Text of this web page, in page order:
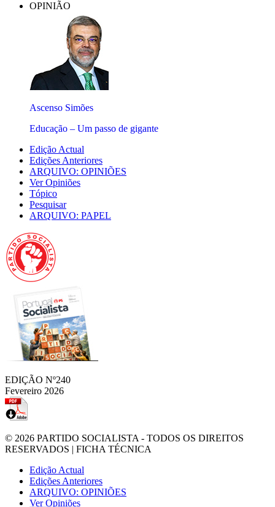
OPINIÃO
Ascenso Simões
Educação – Um passo de gigante
Edição Actual
Edições Anteriores
ARQUIVO: OPINIÕES
Ver Opiniões
Tópico
Pesquisar
ARQUIVO: PAPEL
EDIÇÃO Nº240
Fevereiro 2026
© 2026 PARTIDO SOCIALISTA - TODOS OS DIREITOS
RESERVADOS | FICHA TÉCNICA
Edição Actual
Edições Anteriores
ARQUIVO: OPINIÕES
Ver Opiniões